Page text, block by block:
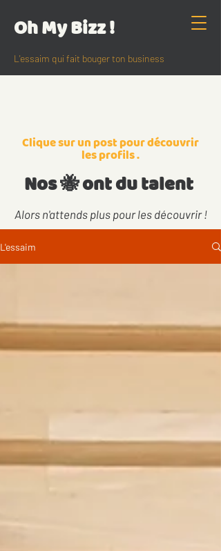
Oh My Bizz !
L'essaim qui fait bouger ton business
Cliquesur un post pour découvrir
les profils .
Nos 🐝 ont du talent
Alors n'attends plus pour les découvrir !
L'essaim